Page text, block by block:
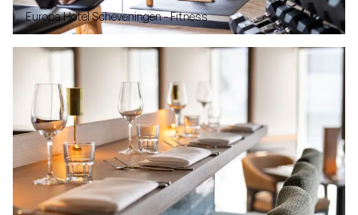
Europa Hotel Scheveningen - Fitness